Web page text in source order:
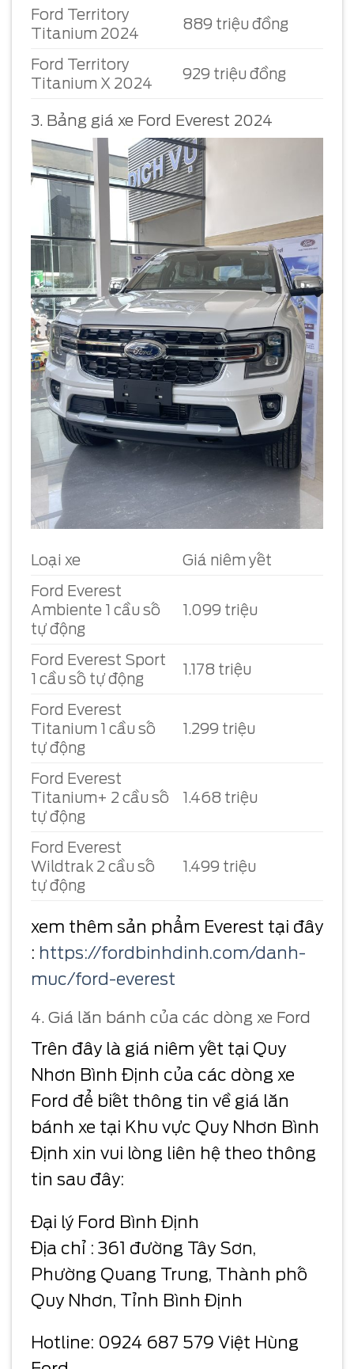
Ford Territory
Titanium 2024
889 triệu đồng
Ford Territory
Titanium X 2024
929 triệu đồng
3. Bảng giá xe Ford Everest 2024
Loại xe
Giá niêm yết
Ford Everest
Ambiente 1 cầu số
tự động
1.099 triệu
Ford Everest Sport
1 cầu số tự động
1.178 triệu
Ford Everest
Titanium 1 cầu số
tự động
1.299 triệu
Ford Everest
Titanium+ 2 cầu số
tự động
1.468 triệu
Ford Everest
Wildtrak 2 cầu số
tự động
1.499 triệu
xem thêm sản phẩm Everest tại đây
: https://fordbinhdinh.com/danh-
muc/ford-everest
4. Giá lăn bánh của các dòng xe Ford
Trên đây là giá niêm yết tại Quy
Nhơn Bình Định của các dòng xe
Ford để biết thông tin về giá lăn
bánh xe tại Khu vực Quy Nhơn Bình
Định xin vui lòng liên hệ theo thông
tin sau đây:
Đại lý Ford Bình Định
Địa chỉ : 361 đường Tây Sơn,
Phường Quang Trung, Thành phố
Quy Nhơn, Tỉnh Bình Định
Hotline: 0924 687 579 Việt Hùng